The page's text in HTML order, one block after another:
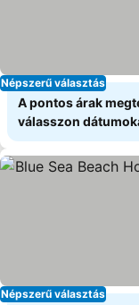
Népszerű választás
A pontos árak
válasszon
Népszerű választás